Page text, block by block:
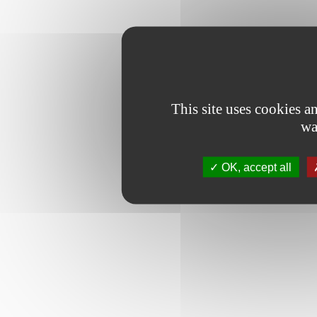
This site uses cookies
OK, accept all